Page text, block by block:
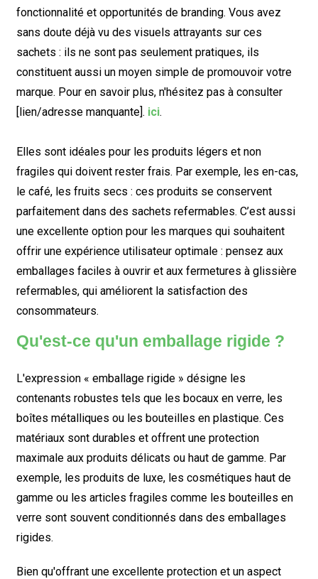
fonctionnalité et opportunités de branding. Vous avez
sans doute déjà vu des visuels attrayants sur ces
sachets : ils ne sont pas seulement pratiques, ils
constituent aussi un moyen simple de promouvoir votre
marque. Pour en savoir plus, n'hésitez pas à consulter
[lien/adresse manquante]. ici.
Elles sont idéales pour les produits légers et non
fragiles qui doivent rester frais. Par exemple, les en-cas,
le café, les fruits secs : ces produits se conservent
parfaitement dans des sachets refermables. C’est aussi
une excellente option pour les marques qui souhaitent
offrir une expérience utilisateur optimale : pensez aux
emballages faciles à ouvrir et aux fermetures à glissière
refermables, qui améliorent la satisfaction des
consommateurs.
Qu'est-ce qu'un emballage rigide ?
L'expression « emballage rigide » désigne les
contenants robustes tels que les bocaux en verre, les
boîtes métalliques ou les bouteilles en plastique. Ces
matériaux sont durables et offrent une protection
maximale aux produits délicats ou haut de gamme. Par
exemple, les produits de luxe, les cosmétiques haut de
gamme ou les articles fragiles comme les bouteilles en
verre sont souvent conditionnés dans des emballages
rigides.
Bien qu'offrant une excellente protection et un aspect